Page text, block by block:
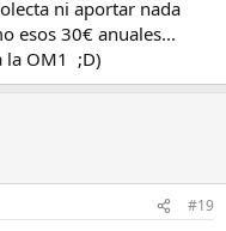
ni aportar nada
esos 30€ anuales...
la OM1 ;D)
#19